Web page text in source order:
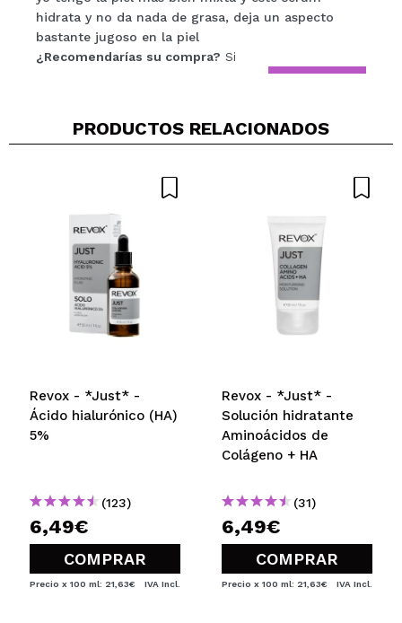
ENVIAR
hidrata y no da nada de grasa, deja un aspecto
bastante jugoso en la piel
¿Recomendarías su compra? Si
PRODUCTOS RELACIONADOS
Revox - *Just* -
Ácido hialurónico (HA)
5%
(123)
6,49€
COMPRAR
Precio x 100 ml: 21,63€ IVA Incl.
Revox - *Just* -
Solución hidratante
Aminoácidos de
Colágeno + HA
(31)
6,49€
COMPRAR
Precio x 100 ml: 21,63€ IVA Incl.